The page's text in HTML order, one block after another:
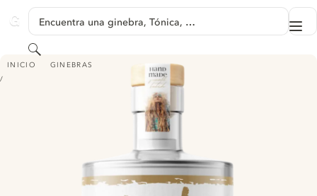
GINVENTORY
Encuentra una ginebra, Tónica, …
Buscar
INICIO GINEBRAS
BOHO - BOHEMIAN DRY GIN